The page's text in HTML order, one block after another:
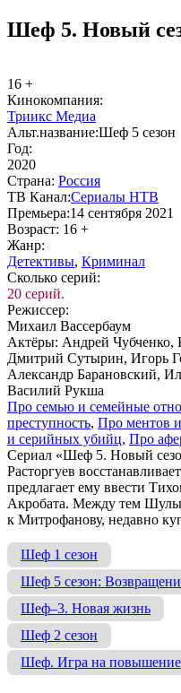
Шеф 5. Новый
16 +
Ки­но­ком­па­ния:
Триикс Медиа
Альт.на­зва­ние:Шеф 5 сезон
Год:
2020
Стра­на: Рос­сия
ТВ Ка­нал:Се­риа­лы НТВ
Пре­мье­ра:14 сентября 2021
Воз­раст: 16 +
Жанр:
Де­тек­ти­вы, Кри­ми­нал
Сколь­ко се­рий:
20 серий.
Ре­жис­сер:
Михаил Вассербаум
Ак­тё­ры: Андрей
Дмитрий Сутырин, Игорь
Александр Барановский,
Василий Рукша
Про се­мью и се­мей­ные
пре­ступ­ность, Про мен­тов
и се­рий­ных убийц, Про
Сериал «Шеф 5. Новый
Расторгуев
предлагает ему ввести
Акробата. Между тем
к Митрофанову, недавно
Шеф 1 сезон
Шеф 5 сезон:
Шеф–3. Новая жизнь
Шеф 2 сезон
Шеф. Игра на повышение